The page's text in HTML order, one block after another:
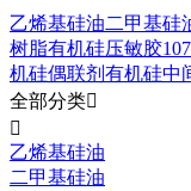
乙烯基硅油二甲基硅
树脂有机硅压敏胶
机硅偶联剂 有机硅中
全部分类

乙烯基硅油
二甲基硅油